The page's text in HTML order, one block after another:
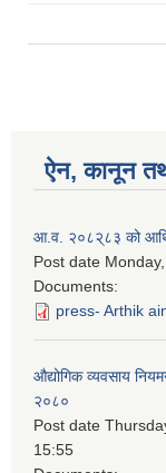
ऐन, कानून
आ.व. २०८२्८३ को
Post date
Documents:
press- Arthik
औद्योगिक व्यवसाय
२०८०
Post date
15:55